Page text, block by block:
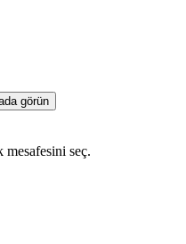
görün
mesafesini seç.